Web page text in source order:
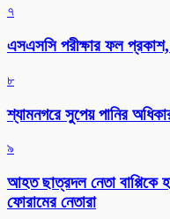
৭
এসএসসি পরীক্ষার ফল
৮
শ্যামনগরে সুপেয় পানির
৯
আহত ছাত্রদল নেতা বাপ্পিকে
ফোরামের নেতারা